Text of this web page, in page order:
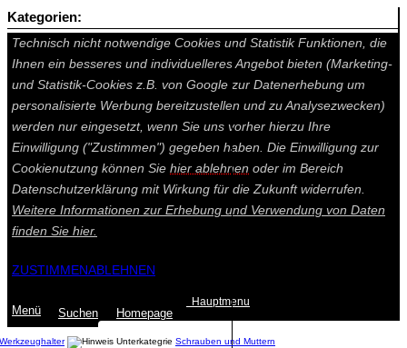
Auf dieser Seite werden technisch notwendige Cookies gesetzt.
Technisch nicht notwendige Cookies und Statistik Funktionen, die
Ihnen ein besseres und individuelleres Angebot bieten (Marketing-
und Statistik-Cookies z.B. von Google zur Datenerhebung um
personalisierte Werbung bereitzustellen und zu Analysezwecken)
werden nur eingesetzt, wenn Sie uns vorher hierzu Ihre
Einwilligung ("Zustimmen") gegeben haben. Die Einwilligung zur
Cookienutzung können Sie hier ablehnen oder im Bereich
Datenschutzerklärung mit Wirkung für die Zukunft widerrufen.
Weitere Informationen zur Erhebung und Verwendung von Daten
finden Sie hier.
ZUSTIMMENABLEHNEN
Menü Suchen Homepage
Hauptmenu
Werkzeughalter Schrauben und Muttern
Kategorien: